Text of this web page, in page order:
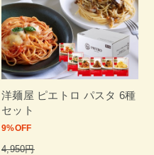
洋麺屋 ピエトロ パスタ 6種
セット
9%OFF
4,950円